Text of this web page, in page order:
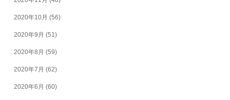
2020年10月 (56)
2020年9月 (51)
2020年8月 (59)
2020年7月 (62)
2020年6月 (60)